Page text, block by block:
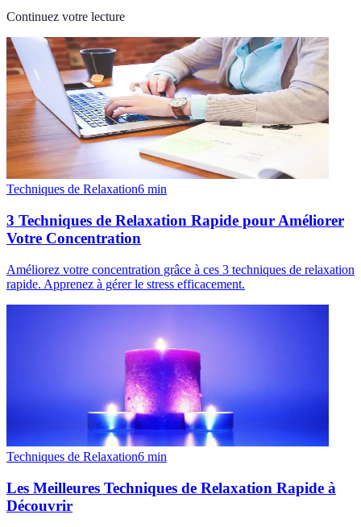
Continuez votre lecture
Techniques de Relaxation6 min
3 Techniques de Relaxation Rapide pour Améliorer
Votre Concentration
Améliorez votre concentration grâce à ces 3 techniques de relaxation
rapide. Apprenez à gérer le stress efficacement.
Techniques de Relaxation6 min
Les Meilleures Techniques de Relaxation Rapide à
Découvrir